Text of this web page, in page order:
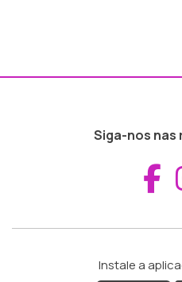
Siga-nos nas
Instale a